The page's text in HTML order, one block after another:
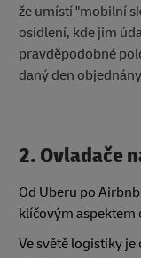
že umístí "mobilní
osídlení, kde jim
pravděpodobné
daný den
2. Ovladače
Od Uberu po
klíčovým aspektem
Ve světě logistiky je